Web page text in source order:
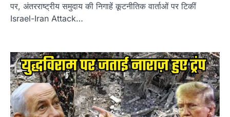
पर, अंतरराष्ट्रीय समुदाय की निगाहें कूटनीतिक वार्ताओं पर टिकीं
Israel-Iran Attack…